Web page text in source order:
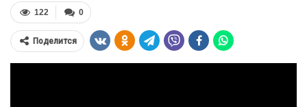
0
122
Поделится